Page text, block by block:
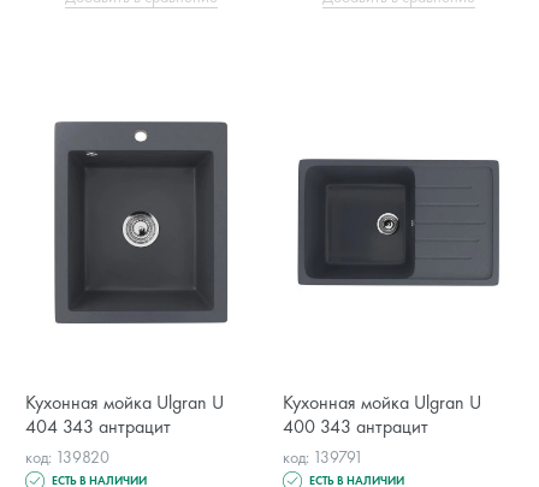
Кухонная мойка Ulgran U
404 343 антрацит
код: 139820
ЕСТЬ В НАЛИЧИИ
Кухонная мойка Ulgran U
400 343 антрацит
код: 139791
ЕСТЬ В НАЛИЧИИ